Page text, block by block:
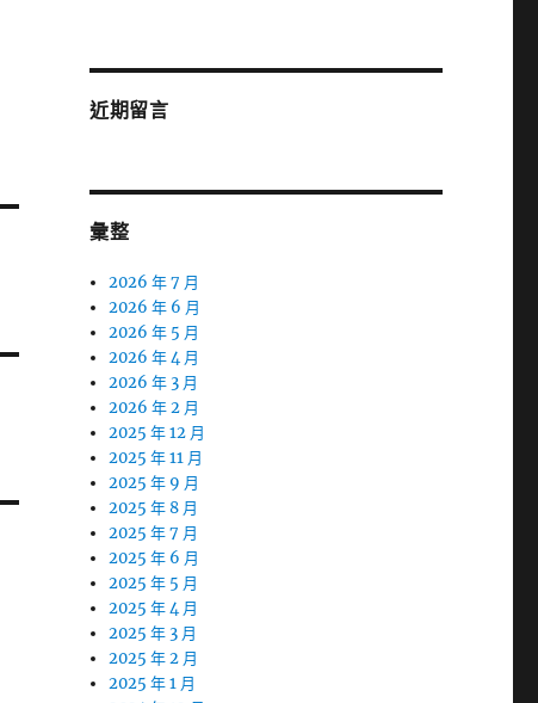
近期留言
彙整
2026 年 7 月
2026 年 6 月
2026 年 5 月
2026 年 4 月
2026 年 3 月
2026 年 2 月
2025 年 12 月
2025 年 11 月
2025 年 9 月
2025 年 8 月
2025 年 7 月
2025 年 6 月
2025 年 5 月
2025 年 4 月
2025 年 3 月
2025 年 2 月
2025 年 1 月